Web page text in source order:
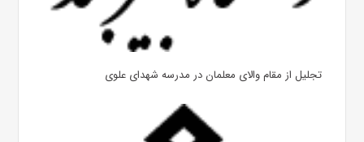
تجلیل از مقام والای معلمان در مدرسه شهدای علوی